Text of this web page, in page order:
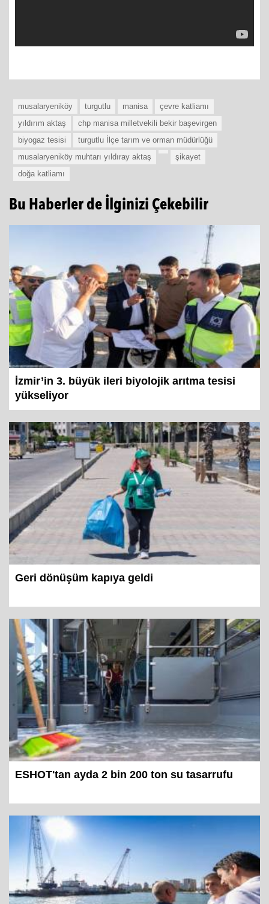
musalaryeniköy turgutlu manisa
çevre katliamı
yıldırım aktaş
chp manisa milletvekili bekir başevirgen
biyogaz tesisi
turgutlu İlçe tarım ve orman müdürlüğü
musalaryeniköy muhtarı yıldıray aktaş
şikayet
doğa katliamı
Bu Haberler de İlginizi Çekebilir
İzmir’in 3. büyük ileri biyolojik arıtma tesisi
yükseliyor
Geri dönüşüm kapıya geldi
ESHOT'tan ayda 2 bin 200 ton su tasarrufu